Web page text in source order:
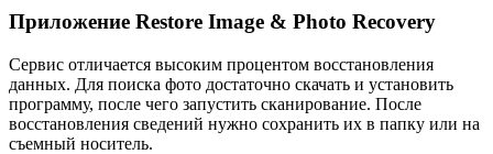
Приложение Restore Image & Photo Recovery
Сервис отличается высоким процентом восстановления
данных. Для поиска фото достаточно скачать и установить
программу, после чего запустить сканирование. После
восстановления сведений нужно сохранить их в папку или на
съемный носитель.